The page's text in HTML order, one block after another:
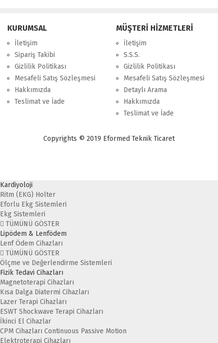
KURUMSAL
İletişim
Sipariş Takibi
Gizlilik Politikası
Mesafeli Satış Sözleşmesi
Hakkımızda
Teslimat ve İade
MÜŞTERİ HİZMETLERİ
İletişim
S.S.S.
Gizlilik Politikası
Mesafeli Satış Sözleşmesi
Detaylı Arama
Hakkımızda
Teslimat ve İade
Copyrights © 2019 Eformed Teknik Ticaret
Kardiyoloji
Ritm (EKG) Holter
Eforlu Ekg Sistemleri
Ekg Sistemleri
TÜMÜNÜ GÖSTER
Lipödem & Lenfödem
Lenf Ödem Cihazları
TÜMÜNÜ GÖSTER
Ölçme ve Değerlendirme Sistemleri
Fizik Tedavi Cihazları
Magnetoterapi Cihazları
Kısa Dalga Diatermi Cihazları
Lazer Terapi Cihazları
ESWT Shockwave Terapi Cihazları
İkinci El Cihazlar
CPM Cihazları Continuous Passive Motion
Elektroterapi Cihazları